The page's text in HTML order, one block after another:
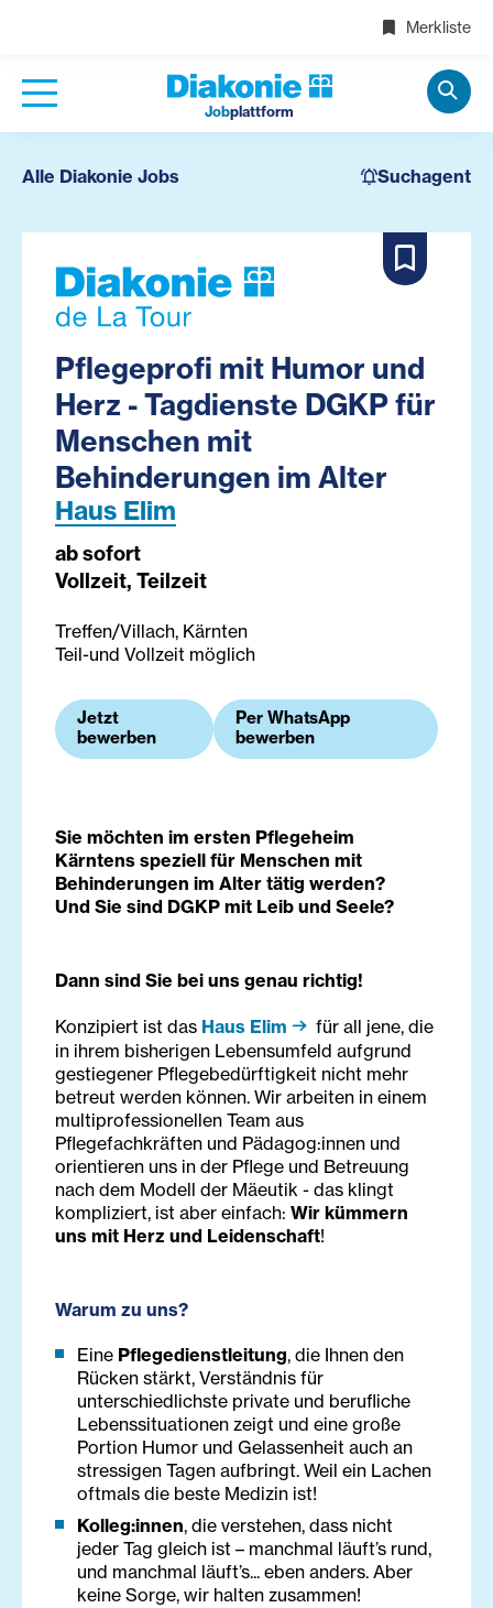
Merkliste
Jobplattform
Alle Diakonie Jobs Suchagent
Pflegeprofi mit Humor und
Herz - Tagdienste DGKP für
Menschen mit
Behinderungen im Alter
Haus Elim
ab sofort
Vollzeit, Teilzeit
Treffen/Villach, Kärnten
Teil-und Vollzeit möglich
Jetzt
bewerben
Per WhatsApp
bewerben
Sie möchten im ersten Pflegeheim
Kärntens speziell für Menschen mit
Behinderungen im Alter tätig werden?
Und Sie sind DGKP mit Leib und Seele?
Dann sind Sie bei uns genau richtig!
Konzipiert ist das Haus Elim
für all jene, die
in ihrem bisherigen Lebensumfeld aufgrund
gestiegener Pflegebedürftigkeit nicht mehr
betreut werden können. Wir arbeiten in einem
multiprofessionellen Team aus
Pflegefachkräften und Pädagog:innen und
orientieren uns in der Pflege und Betreuung
nach dem Modell der Mäeutik - das klingt
kompliziert, ist aber einfach: Wir kümmern
uns mit Herz und Leidenschaft!
Warum zu uns?
Eine Pflegedienstleitung, die Ihnen den
Rücken stärkt, Verständnis für
unterschiedlichste private und berufliche
Lebenssituationen zeigt und eine große
Portion Humor und Gelassenheit auch an
stressigen Tagen aufbringt. Weil ein Lachen
oftmals die beste Medizin ist!
Kolleg:innen, die verstehen, dass nicht
jeder Tag gleich ist – manchmal läuft’s rund,
und manchmal läuft’s... eben anders. Aber
keine Sorge, wir halten zusammen!